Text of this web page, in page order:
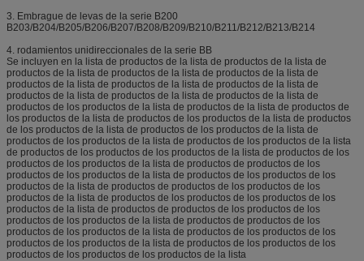
3. Embrague de levas de la serie B200
B203/B204/B205/B206/B207/B208/B209/B210/B211/B212/B213/B214
4. rodamientos unidireccionales de la serie BB
Se incluyen en la lista de productos de la lista de productos de la lista de
productos de la lista de productos de la lista de productos de la lista de
productos de la lista de productos de la lista de productos de la lista de
productos de la lista de productos de la lista de productos de la lista de
productos de los productos de la lista de productos de la lista de productos de
los productos de la lista de productos de los productos de la lista de productos
de los productos de la lista de productos de los productos de la lista de
productos de los productos de la lista de productos de los productos de la lista
de productos de los productos de los productos de la lista de productos de los
productos de los productos de la lista de productos de productos de los
productos de los productos de la lista de productos de los productos de los
productos de la lista de productos de productos de los productos de los
productos de la lista de productos de los productos de los productos de los
productos de la lista de productos de productos de los productos de los
productos de los productos de la lista de productos de productos de los
productos de los productos de la lista de productos de los productos de los
productos de los productos de la lista de productos de los productos de los
productos de los productos de los productos de la lista